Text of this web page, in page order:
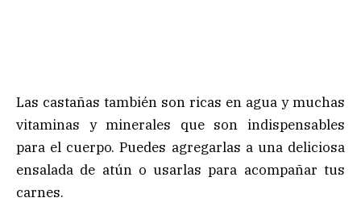
Las castañas también son ricas en agua y muchas
vitaminas y minerales que son indispensables
para el cuerpo. Puedes agregarlas a una deliciosa
ensalada de atún o usarlas para acompañar tus
carnes.